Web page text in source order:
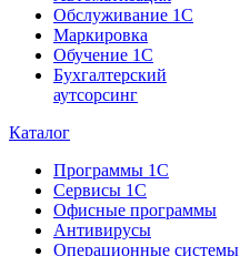
Обслуживание 1С
Маркировка
Обучение 1С
Бухгалтерский
аутсорсинг
Каталог
Программы 1С
Сервисы 1С
Офисные программы
Антивирусы
Операционные системы